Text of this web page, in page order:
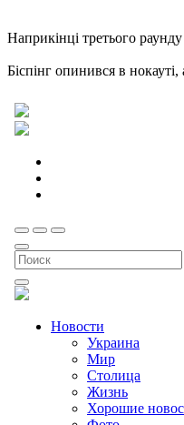
Наприкінці третього
Біспінг опинився в